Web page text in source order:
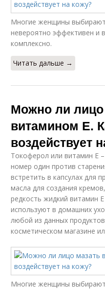
Многие женщины
невероятно эффективен и
комплексно.
Читать дальше →
Можно ли лицо
витамином Е.
воздействует
Токоферол или витамин Е
номер один против
встретить в капсулах для
масла для создания
редкость жидкий витамин
используют в домашних
любой из данных
косметическом магазине
Многие женщины